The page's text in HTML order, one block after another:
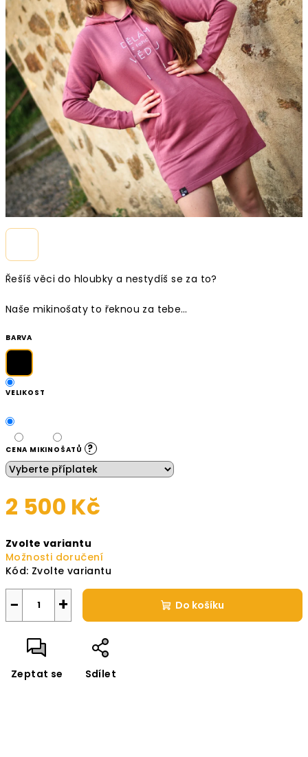
Řešíš věci do hloubky a nestydíš se za to?
Naše mikinošaty to řeknou za tebe…
BARVA
VELIKOST
CENA MIKINOŠATŮ ?
2 500 Kč
cena:
Zvolte variantu
Možnosti doručení
Kód: Zvolte variantu
+
− Do košíku
Zeptat se Sdílet